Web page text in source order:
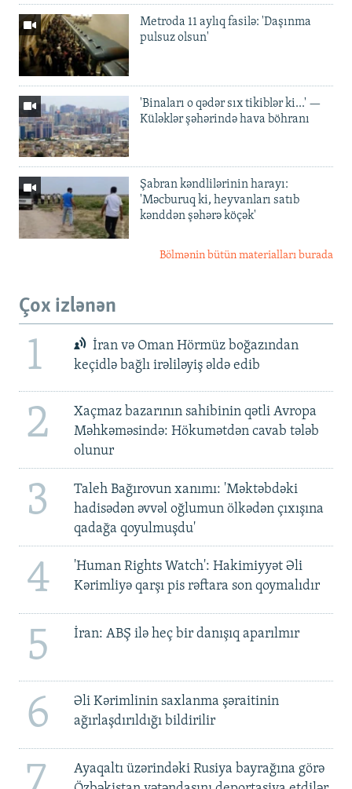
Metroda 11 aylıq fasilə: 'Daşınma
pulsuz olsun'
'Binaları o qədər sıx tikiblər ki...' —
Küləklər şəhərində hava böhranı
Şabran kəndlilərinin harayı:
'Məcburuq ki, heyvanları satıb
kənddən şəhərə köçək'
Bölmənin bütün materialları burada
Çox izlənən
1
İran və Oman Hörmüz boğazından
keçidlə bağlı irəliləyiş əldə edib
2
Xaçmaz bazarının sahibinin qətli Avropa
Məhkəməsində: Hökumətdən cavab tələb
olunur
3
Taleh Bağırovun xanımı: 'Məktəbdəki
hadisədən əvvəl oğlumun ölkədən çıxışına
qadağa qoyulmuşdu'
4
'Human Rights Watch': Hakimiyyət Əli
Kərimliyə qarşı pis rəftara son qoymalıdır
5 İran: ABŞ ilə heç bir danışıq aparılmır
6
Əli Kərimlinin saxlanma şəraitinin
ağırlaşdırıldığı bildirilir
Ayaqaltı üzərindəki Rusiya bayrağına görə